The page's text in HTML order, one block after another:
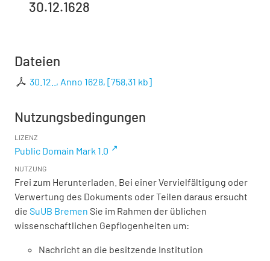
30.12.1628
Dateien
30.12.., Anno 1628, [758,31 kb]
Nutzungsbedingungen
LIZENZ
Public Domain Mark 1.0
NUTZUNG
Frei zum Herunterladen. Bei einer Vervielfältigung oder
Verwertung des Dokuments oder Teilen daraus ersucht
die SuUB Bremen Sie im Rahmen der üblichen
wissenschaftlichen Gepflogenheiten um:
Nachricht an die besitzende Institution